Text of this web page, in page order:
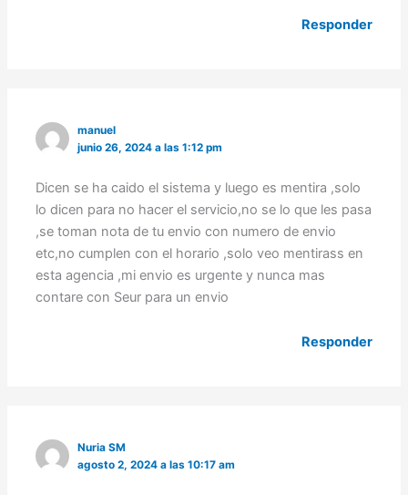
Responder
manuel
junio 26, 2024 a las 1:12 pm
Dicen se ha caido el sistema y luego es mentira ,solo
lo dicen para no hacer el servicio,no se lo que les pasa
,se toman nota de tu envio con numero de envio
etc,no cumplen con el horario ,solo veo mentirass en
esta agencia ,mi envio es urgente y nunca mas
contare con Seur para un envio
Responder
Nuria SM
agosto 2, 2024 a las 10:17 am